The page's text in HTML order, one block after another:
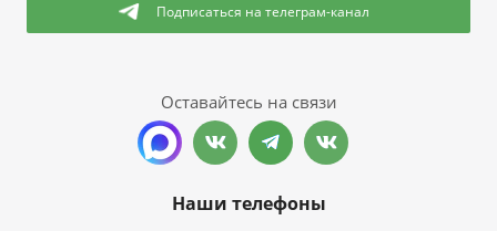
Подписаться на телеграм-канал
Оставайтесь на связи
Наши телефоны